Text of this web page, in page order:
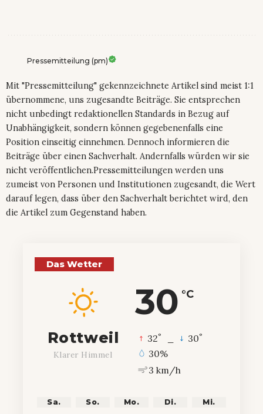
Pressemitteilung (pm)
Mit "Pressemitteilung" gekennzeichnete Artikel sind meist 1:1
übernommene, uns zugesandte Beiträge. Sie entsprechen
nicht unbedingt redaktionellen Standards in Bezug auf
Unabhängigkeit, sondern können gegebenenfalls eine
Position einseitig einnehmen. Dennoch informieren die
Beiträge über einen Sachverhalt. Andernfalls würden wir sie
nicht veröffentlichen.Pressemitteilungen werden uns
zumeist von Personen und Institutionen zugesandt, die Wert
darauf legen, dass über den Sachverhalt berichtet wird, den
die Artikel zum Gegenstand haben.
Das Wetter
30 °C
Rottweil
Klarer Himmel
32° 30°
30%
3 km/h
Sa. So. Mo. Di. Mi.